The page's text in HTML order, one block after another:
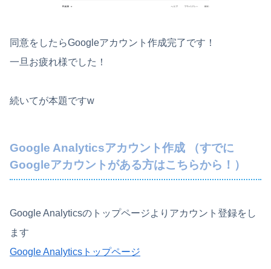
同意をしたらGoogleアカウント作成完了です！
一旦お疲れ様でした！
続いてが本題ですw
Google Analyticsアカウント作成 （すでに
Googleアカウントがある方はこちらから！）
Google Analyticsのトップページよりアカウント登録をし
ます
Google Analyticsトップページ